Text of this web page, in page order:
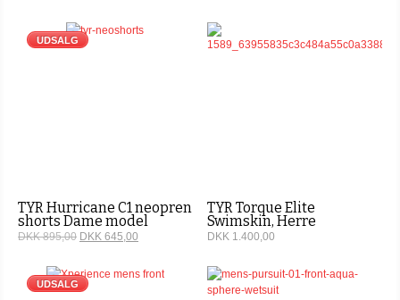
UDSALG
TYR Hurricane C1 neopren
shorts Dame model
DKK 895,00 DKK 645,00
TYR Torque Elite
Swimskin, Herre
DKK 1.400,00
UDSALG